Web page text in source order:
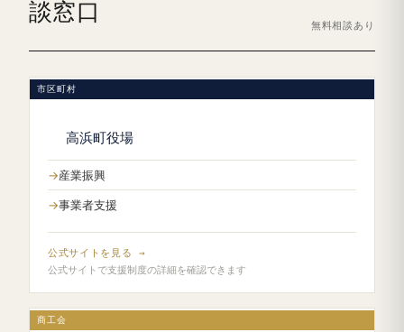
談窓口
無料相談あり
市区町村
高浜町役場
産業振興
事業者支援
公式サイトを見る →
公式サイトで支援制度の詳細を確認できます
商工会